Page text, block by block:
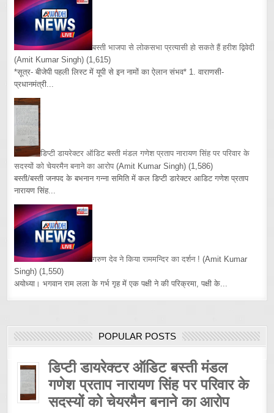
बस्ती भाजपा से लोकसभा प्रत्यासी हो सकते हैं हरीश द्विवेदी
(Amit Kumar Singh) (1,615)
*सूत्र- बीजेपी पहली लिस्ट में यूपी से इन नामों का ऐलान संभव* 1. वाराणसी-
प्रधानमंत्री...
डिप्टी डायरेक्टर ऑडिट बस्ती मंडल गणेश प्रताप नारायण सिंह पर परिवार के
सदस्यों को चेयरमैन बनाने का आरोप (Amit Kumar Singh) (1,586)
बस्ती/बस्ती जनपद के बभनान गन्ना समिति में कल डिप्टी डारेक्टर आडिट गणेश प्रताप
नारायण सिंह...
गरुण देव ने किया राममन्दिर का दर्शन ! (Amit Kumar
Singh) (1,550)
अयोध्या। भगवान राम लला के गर्भ गृह में एक पक्षी ने की परिक्रमा, पक्षी के...
POPULAR POSTS
डिप्टी डायरेक्टर ऑडिट बस्ती मंडल
गणेश प्रताप नारायण सिंह पर परिवार के
सदस्यों को चेयरमैन बनाने का आरोप